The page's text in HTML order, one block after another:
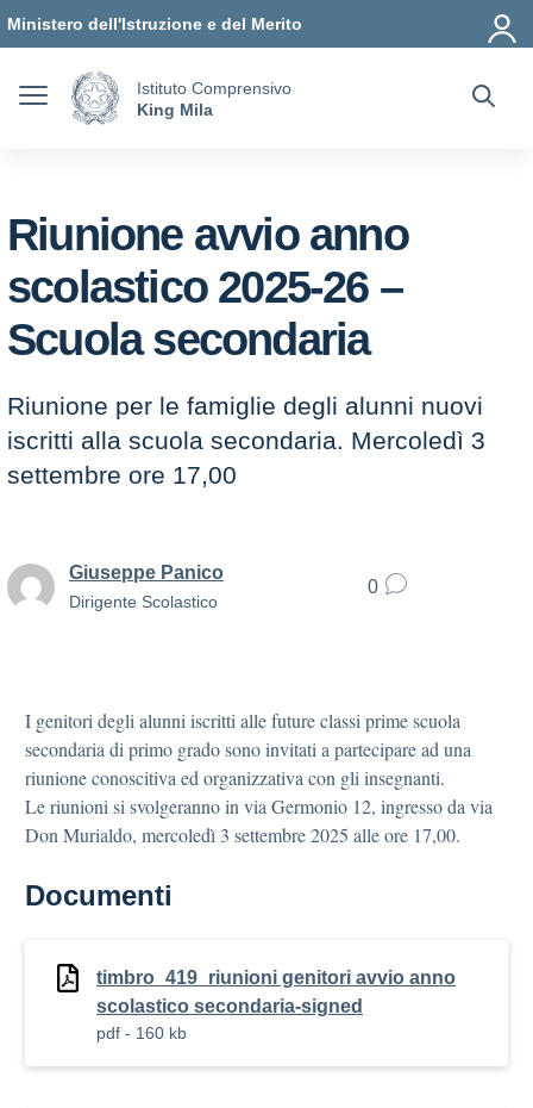
Ministero dell'Istruzione e del Merito
Istituto Comprensivo
King Mila
Riunione avvio anno
scolastico 2025-26 –
Scuola secondaria
Riunione per le famiglie degli alunni nuovi
iscritti alla scuola secondaria. Mercoledì 3
settembre ore 17,00
Giuseppe Panico
Dirigente Scolastico
0
I genitori degli alunni iscritti alle future classi prime scuola
secondaria di primo grado sono invitati a partecipare ad una
riunione conoscitiva ed organizzativa con gli insegnanti.
Le riunioni si svolgeranno in via Germonio 12, ingresso da via
Don Murialdo, mercoledì 3 settembre 2025 alle ore 17,00.
Documenti
timbro_419_riunioni genitori avvio anno
scolastico secondaria-signed
pdf - 160 kb